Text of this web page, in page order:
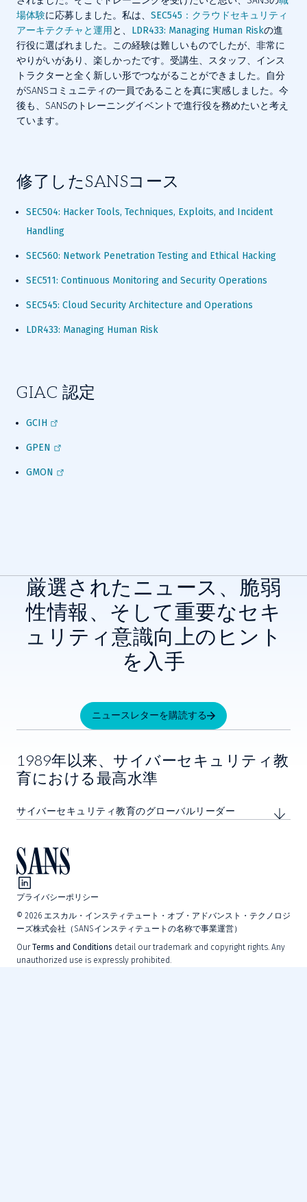
場体験に応募しました。私は、 SEC545：クラウドセキュリティ
アーキテクチャと運用 と、 LDR433: Managing Human Riskの進
行役に選ばれました。この経験は難しいものでしたが、非常に
やりがいがあり、楽しかったです。受講生、スタッフ、インス
トラクターと全く新しい形でつながることができました。自分
がSANSコミュニティの一員であることを真に実感しました。今
後も、SANSのトレーニングイベントで進行役を務めたいと考え
ています。
修了したSANSコース
SEC504: Hacker Tools, Techniques, Exploits, and Incident
Handling
SEC560: Network Penetration Testing and Ethical Hacking
SEC511: Continuous Monitoring and Security Operations
SEC545: Cloud Security Architecture and Operations
LDR433: Managing Human Risk
GIAC 認定
GCIH
GPEN
GMON
厳選されたニュース、脆弱
性情報、そして重要なセキ
ュリティ意識向上のヒント
を入手
ニュースレターを購読する
1989年以来、サイバーセキュリティ教
育における最高水準
サイバーセキュリティ教育のグローバルリーダー
プライバシーポリシー
© 2026 エスカル・インスティテュート・オブ・アドバンスト・テクノロジ
ーズ株式会社（SANSインスティテュートの名称で事業運営）
OurTerms and Conditions detail our trademark and copyright rights. Any
unauthorized use is expressly prohibited.